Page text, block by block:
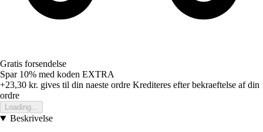
Gratis forsendelse
Spar 10% med koden EXTRA
+23,30 kr. gives til din naeste ordre Krediteres efter bekraeftelse af din
ordre
Loading...
Beskrivelse